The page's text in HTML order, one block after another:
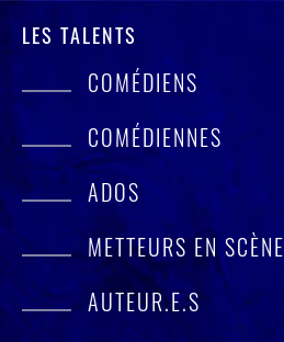
LES TALENTS
COMÉDIENS
COMÉDIENNES
ADOS
METTEURS EN SCÈNE
AUTEUR.E.S